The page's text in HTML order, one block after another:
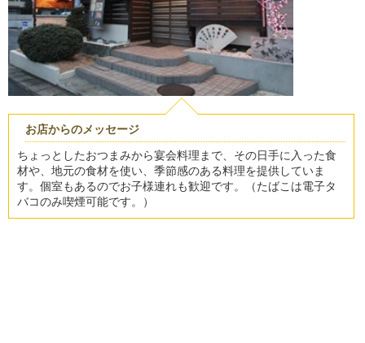
お店からのメッセージ
ちょっとしたおつまみから宴会料理まで、その日手に入った食
材や、地元の食材を使い、季節感のある料理を提供していま
す。個室もあるのでお子様連れも歓迎です。（たばこは電子タ
バコのみ喫煙可能です。）